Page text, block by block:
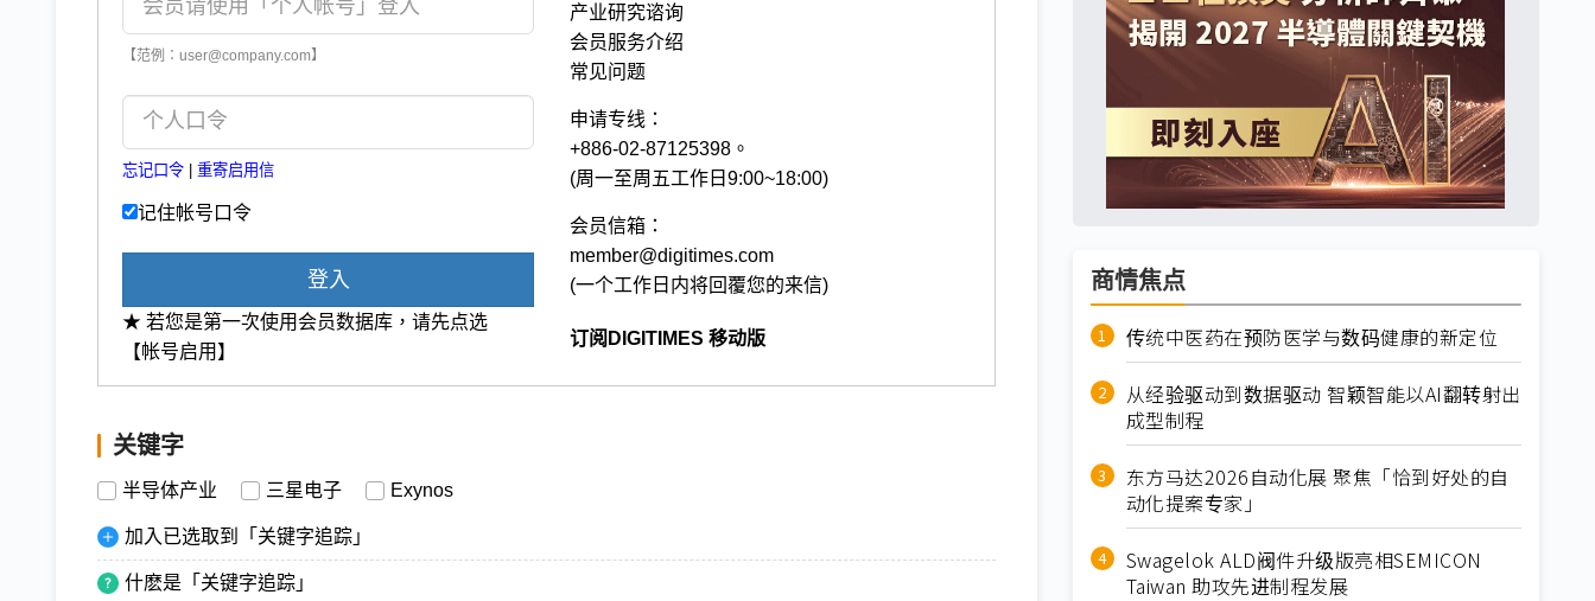
【范例：user@company.com】
忘记口令 重寄启用信
记住帐号口令
登入
★ 若您是第一次使用会员数据库，请先点选
【帐号启用】
产业研究谘询
会员服务介绍
常见问题
申请专线：
+886-02-87125398。
(周一至周五工作日9:00~18:00)
会员信箱：
member@digitimes.com
(一个工作日内将回覆您的来信)
订阅DIGITIMES 移动版
关键字
半导体产业 三星电子 Exynos
加入已选取到「关键字追踪」
什麽是「关键字追踪」
商情焦点
传统中医药在预防医学与数码健康的新定位
从经验驱动到数据驱动 智颖智能以AI翻转射出
成型制程
东方马达2026自动化展 聚焦「恰到好处的自
动化提案专家」
Swagelok ALD阀件升级版亮相SEMICON
Taiwan 助攻先进制程发展